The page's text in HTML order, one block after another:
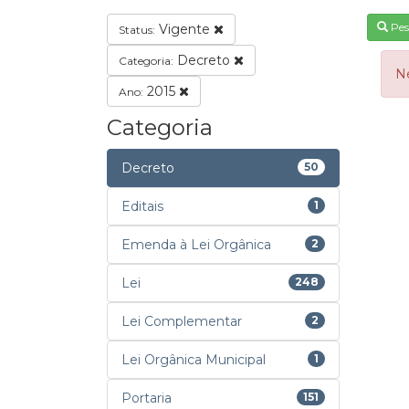
Status: Vigente
Categoria: Decreto
Ano: 2015
Categoria
Decreto 50
Editais 1
Emenda à Lei Orgânica 2
Lei 248
Lei Complementar 2
Lei Orgânica Municipal 1
Portaria 151